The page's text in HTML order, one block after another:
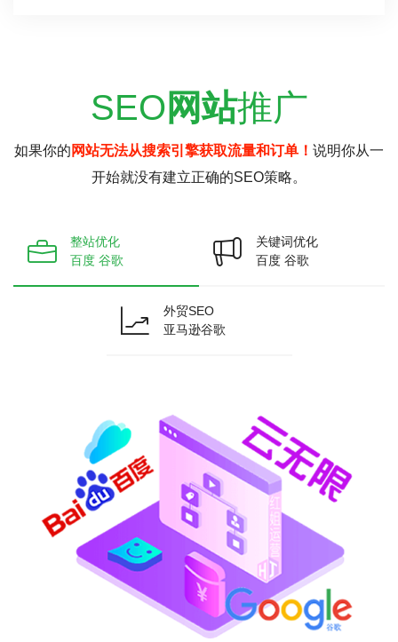
SEO 网站推广
如果你的 网站无法从搜索引擎获取流量和订单！ 说明你从一
开始就没有建立正确的SEO策略。
整站优化
百度 谷歌
关键词优化
百度 谷歌
外贸SEO
亚马逊谷歌